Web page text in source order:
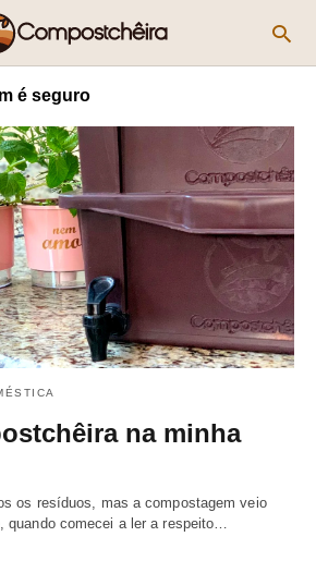
é seguro
na minha
os resíduos, mas a compostagem veio
quando comecei a ler a respeito…